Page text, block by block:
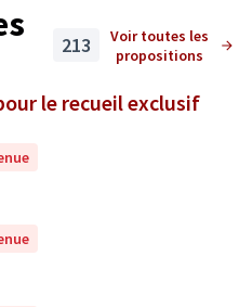
213
Voir toutes les
propositions
le recueil exclusif